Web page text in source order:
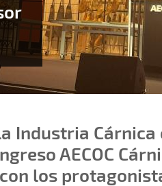
Industria
AECOC
los